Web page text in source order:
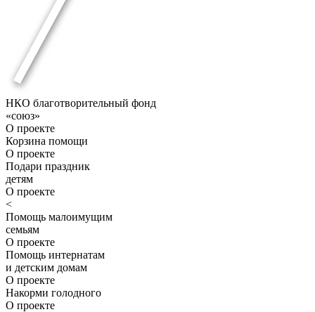
НКО благотворительный фонд
«союз»
О проекте
Корзина помощи
О проекте
Подари праздник
детям
О проекте
<
Помощь малоимущим
семьям
О проекте
Помощь интернатам
и детским домам
О проекте
Накорми голодного
О проекте